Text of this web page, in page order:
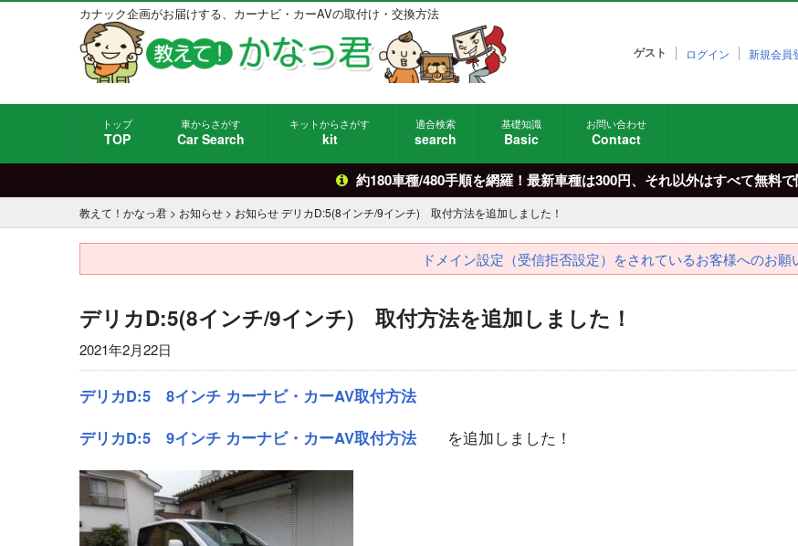
カナック企画がお届けする、カーナビ・カーAVの取付け・交換方法
ゲスト ログイン 新規会員
トップ
TOP
車からさがす
Car Search
キットからさがす
kit
適合検索
search
基礎知識
Basic
お問い合わせ
Contact
約180車種/480手順を網羅！最新車種は300円、それ以外はすべて無料で
教えて！かなっ君 > お知らせ > お知らせデリカD:5(8インチ/9インチ) 取付方法を追加しました！
ドメイン設定（受信拒否設定）をされているお客様へのお願
デリカD:5(8インチ/9インチ) 取付方法を追加しました！
2021年2月22日
デリカD:5 8インチ カーナビ・カーAV取付方法
デリカD:5 9インチ カーナビ・カーAV取付方法 を追加しました！